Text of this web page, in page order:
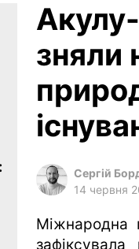
зняли
Сергій
14 червня
Міжнародна